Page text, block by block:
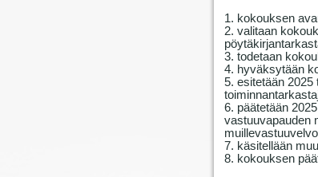
1. kokouksen
2. valitaan
3. todetaan
4. hyväksytään
5. esitetään
6. päätetään
vastuuvapauden
7. käsitellään
8. kokouksen